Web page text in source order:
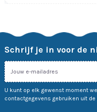
Schrijf je in voor de
U kunt op elk gewenst moment
contactgegevens gebruiken uit